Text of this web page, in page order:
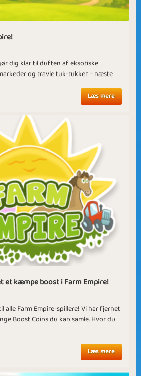
dig klar til duften af eksotiske
og travle tuk-tukker – næste
Læs mere
et kæmpe boost i Farm Empire!
alle Farm Empire-spillere! Vi har fjernet
Boost Coins du kan samle. Hvor du
Læs mere